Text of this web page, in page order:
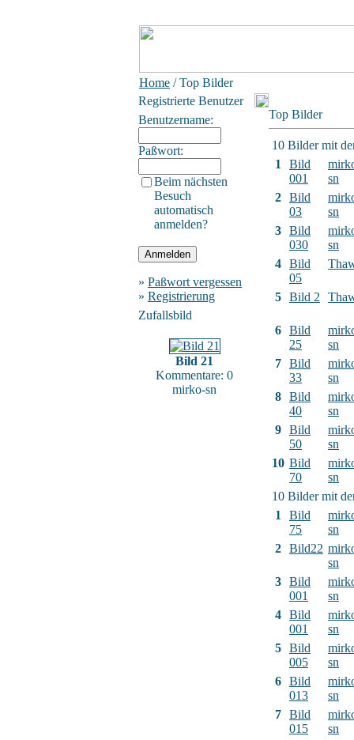
Home / Top Bilder
Registrierte Benutzer
Benutzername:
Paßwort:
Beim nächsten
Besuch
automatisch
anmelden?
» Paßwort vergessen
» Registrierung
Zufallsbild
Bild 21
Kommentare: 0
mirko-sn
Top Bilder
10 Bilder mit
1
Bild
001
sn
2 Bild
03
sn
3 Bild
030
sn
4 Bild
05
5 Bild 2
6 Bild
25
sn
7 Bild
33
sn
8 Bild
40
sn
9 Bild
50
sn
10 Bild
70
sn
10 Bilder mit
1
Bild
75
sn
2 Bild22
sn
3 Bild
001
sn
4 Bild
001
sn
5 Bild
005
sn
6 Bild
013
sn
7 Bild
015
sn